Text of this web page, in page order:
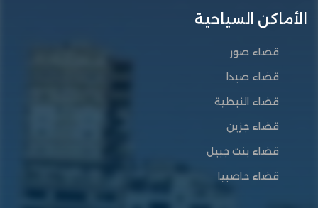
الأماكن السياحية
قضاء صور
قضاء صيدا
قضاء النبطية
قضاء جزين
قضاء بنت جبيل
قضاء حاصبيا